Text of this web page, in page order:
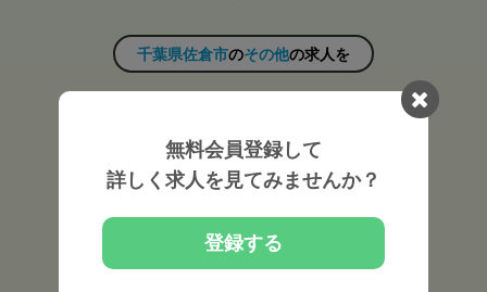
千葉県佐倉市のその他の求人を
施術所（11） 特別養護老人ホーム（1）
千葉県佐倉市のその他
無料会員登録して
詳しく求人を見てみませんか？
登録する